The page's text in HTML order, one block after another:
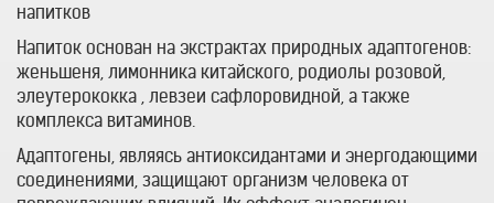
напитков
Напиток основан на экстрактах природных адаптогенов:
женьшеня, лимонника китайского, родиолы розовой,
элеутерококка , левзеи сафлоровидной, а также
комплекса витаминов.
Адаптогены, являясь антиоксидантами и энергодающими
соединениями, защищают организм человека от